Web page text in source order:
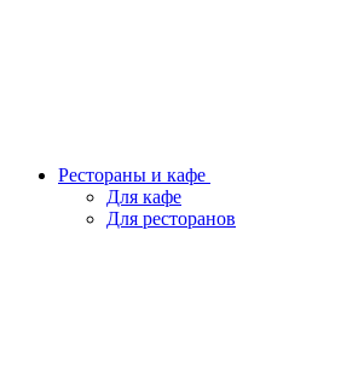
Рестораны и кафе
Для кафе
Для ресторанов